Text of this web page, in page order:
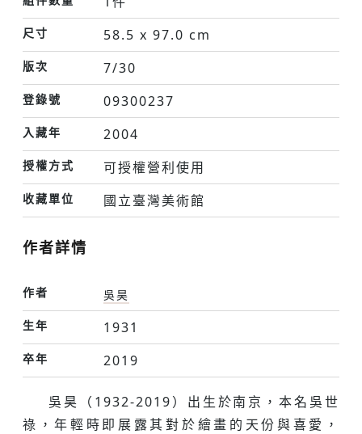
尺寸 58.5 x 97.0 cm
版次 7/30
登錄號 09300237
入藏年 2004
授權方式 可授權營利使用
收藏單位 國立臺灣美術館
作者詳情
作者
吳昊
生年
1931
卒年 2019
吳昊（1932-2019）出生於南京，本名吳世
祿，年輕時即展露其對於繪畫的天份與喜愛，